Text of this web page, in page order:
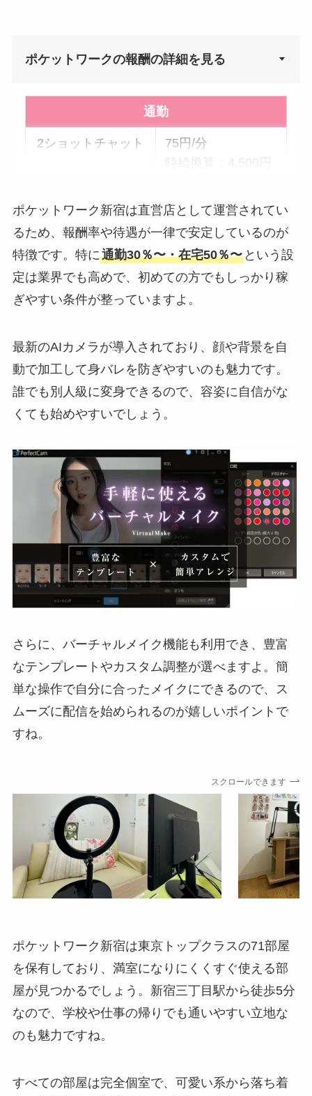
ポケットワークの報酬の詳細を見る ▼
通勤
2ショットチャット
75円/分
時給換算：4,500円
ト
時給換算：1,800円
× 参加人数
双方向チャット
120円/分 × 参加人
数
時給換算：7,200円
バーチャルチャッ
ト
30~175円/分
時給換算：1,800円
~10,500円
テレフォン
~4,380円
在宅
2ショットチャット
125円/分
時給換算：7,500円
パーティーチャッ
50円/分 × 参加人数
× 参加人数
双方向チャット
200円/分 × 参加人
数
時給換算：12,000
時給換算：1,800円
~10,500円
テレフォン
32~73円/分
時給換算：1,920円
~4,380円
ポケットワーク新宿は直営店として運営されてい
るため、報酬率や待遇が一律で安定しているのが
特徴です。特に通勤30％〜・在宅50％〜という設
定は業界でも高めで、初めての方でもしっかり稼
ぎやすい条件が整っていますよ。
最新のAIカメラが導入されており、顔や背景を自
動で加工して身バレを防ぎやすいのも魅力です。
誰でも別人級に変身できるので、容姿に自信がな
くても始めやすいでしょう。
さらに、バーチャルメイク機能も利用でき、豊富
なテンプレートやカスタム調整が選べますよ。簡
単な操作で自分に合ったメイクにできるので、ス
ムーズに配信を始められるのが嬉しいポイントで
すね。
スクロールできます
ポケットワーク新宿は東京トップクラスの71部屋
を保有しており、満室になりにくくすぐ使える部
屋が見つかるでしょう。新宿三丁目駅から徒歩5分
なので、学校や仕事の帰りでも通いやすい立地な
のも魅力ですね。
すべての部屋は完全個室で、可愛い系から落ち着